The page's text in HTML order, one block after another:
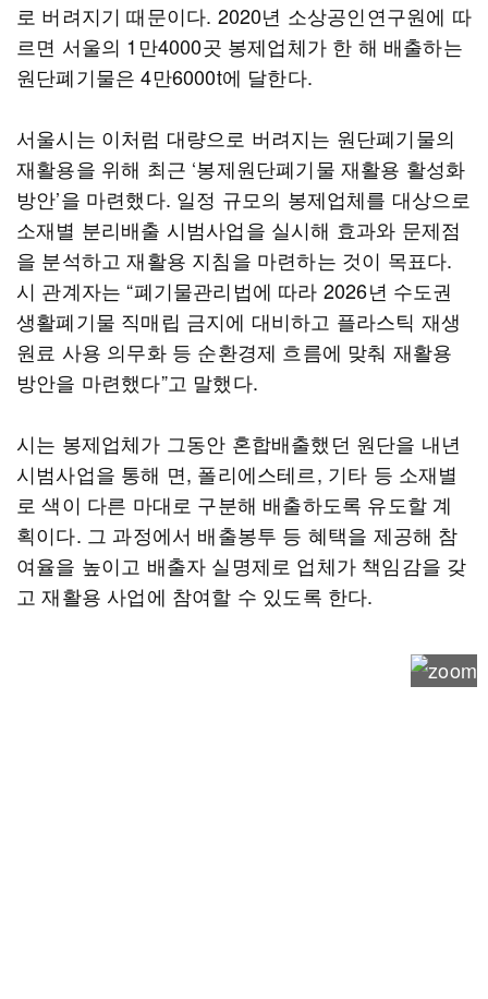
로 버려지기 때문이다. 2020년 소상공인연구원에 따
르면 서울의 1만4000곳 봉제업체가 한 해 배출하는
원단폐기물은 4만6000t에 달한다.
서울시는 이처럼 대량으로 버려지는 원단폐기물의
재활용을 위해 최근 ‘봉제원단폐기물 재활용 활성화
방안’을 마련했다. 일정 규모의 봉제업체를 대상으로
소재별 분리배출 시범사업을 실시해 효과와 문제점
을 분석하고 재활용 지침을 마련하는 것이 목표다.
시 관계자는 “폐기물관리법에 따라 2026년 수도권
생활폐기물 직매립 금지에 대비하고 플라스틱 재생
원료 사용 의무화 등 순환경제 흐름에 맞춰 재활용
방안을 마련했다”고 말했다.
시는 봉제업체가 그동안 혼합배출했던 원단을 내년
시범사업을 통해 면, 폴리에스테르, 기타 등 소재별
로 색이 다른 마대로 구분해 배출하도록 유도할 계
획이다. 그 과정에서 배출봉투 등 혜택을 제공해 참
여율을 높이고 배출자 실명제로 업체가 책임감을 갖
고 재활용 사업에 참여할 수 있도록 한다.